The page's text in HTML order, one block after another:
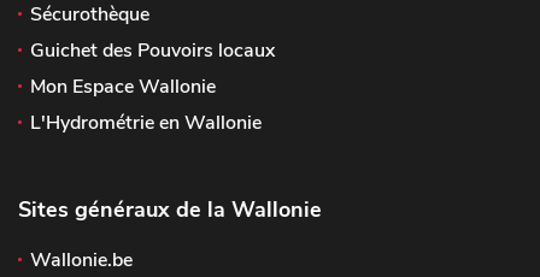
Sécurothèque
Guichet des Pouvoirs locaux
Mon Espace Wallonie
L'Hydrométrie en Wallonie
Sites généraux de la Wallonie
Wallonie.be